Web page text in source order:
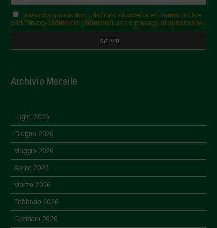
Inviando questo form, dichiaro di accettare i Terms of Use
and Privacy Statement (Termini di uso e privacy) di questo sito.
Archivio Mensile
Luglio 2026
Giugno 2026
Maggio 2026
Aprile 2026
Marzo 2026
Febbraio 2026
Gennaio 2026